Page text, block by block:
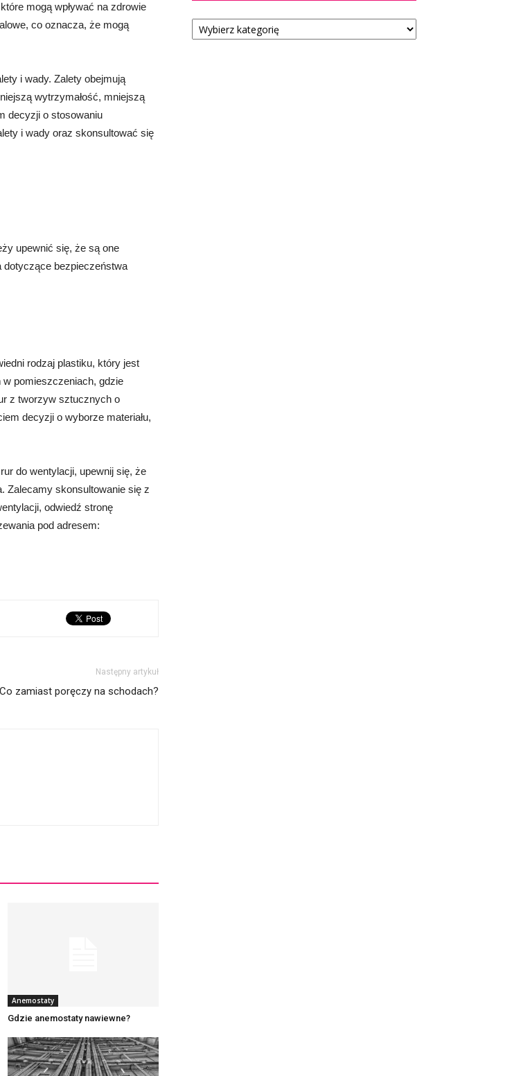
mogą wpływać na zdrowie
co oznacza, że ​​mogą
i wady. Zalety obejmują
wytrzymałość, mniejszą
decyzji o stosowaniu
i wady oraz skonsultować się
upewnić się, że są one
dotyczące bezpieczeństwa
rodzaj plastiku, który jest
pomieszczeniach, gdzie
z tworzyw sztucznych o
decyzji o wyborze materiału,
do wentylacji, upewnij się, że
Zalecamy skonsultowanie się z
odwiedź stronę
pod adresem:
Następny artykuł
Co zamiast poręczy na schodach?
Anemostaty
Gdzie anemostaty nawiewne?
Kategorie